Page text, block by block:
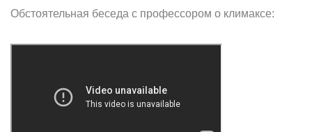
Обстоятельная беседа с профессором о климаксе: